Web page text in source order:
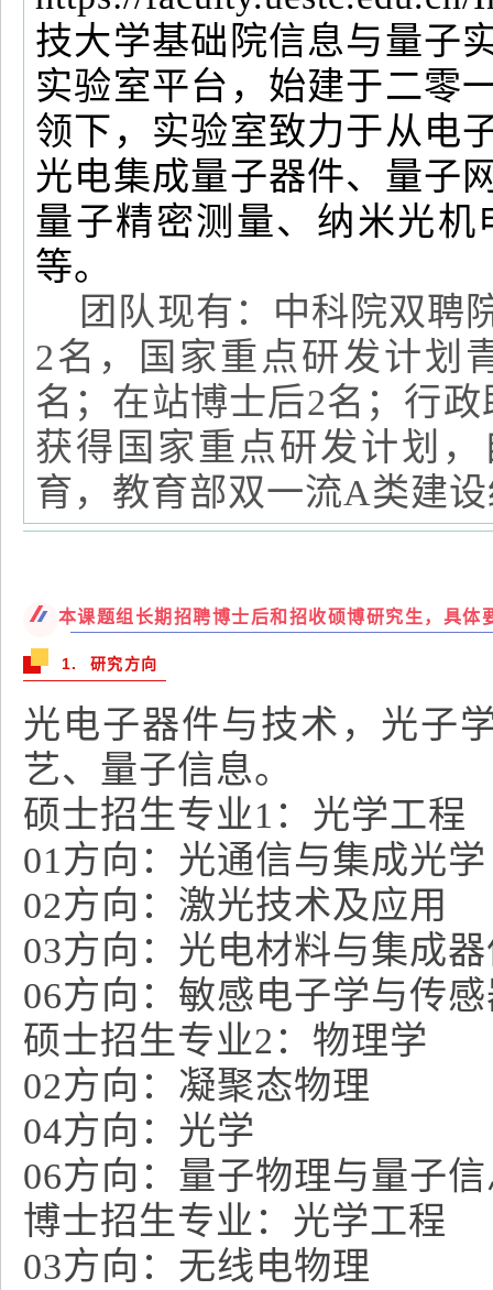
技大学基础院信息与量子
实验室平台，始建于二零
领下，实验室致力于从电
光电集成量子器件、量子
量子精密测量、纳米光
等。
团队现有：中科院双聘
2名，国家重点研发计划
名；在站博士后2名；行
获得国家重点研发计划
育，教育部双一流A类建
本课题组长期招聘博士后和招收硕博研究生，具体
1. 研究方向
光电子器件与技术，光子
艺、量子信息。
硕士招生专业1：光学工程
01方向：光通信与集成光学
02方向：激光技术及应用
03方向：光电材料与集成
06方向：敏感电子学与传
硕士招生专业2：物理学
02方向：凝聚态物理
04方向：光学
06方向：量子物理与量子
博士招生专业：光学工程
03方向：无线电物理